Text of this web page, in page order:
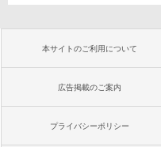
本サイトのご利用について
広告掲載のご案内
プライバシーポリシー